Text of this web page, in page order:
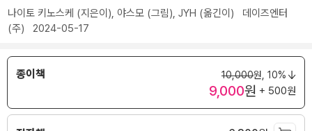
나이토 키노스케 (지은이), 야스모 (그림), JYH (옮긴이) 데이즈엔터
(주) 2024-05-17
종이책 10,000원, 10%
9,000원 + 500원